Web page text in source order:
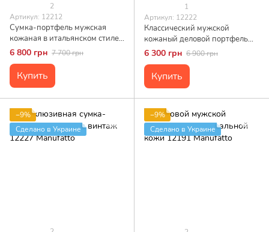
2
Артикул: 12212
Сумка-портфель мужская
кожаная в итальянском стиле
Manufatto
6 800 грн 7 700 грн
Купить
1
Артикул: 12222
Классический мужской
кожаный деловой портфель
12222 Manufatto
6 300 грн 6 900 грн
Купить
−9%
Сделано в Украине
−9%
Сделано в Украине